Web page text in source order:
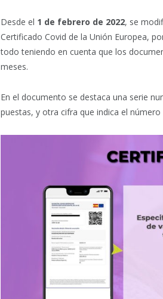
Desde el 1 de febrero de 2022, se
Certificado Covid de la Unión Europea,
todo teniendo en cuenta que los
meses.
En el documento se destaca una serie
puestas, y otra cifra que indica el